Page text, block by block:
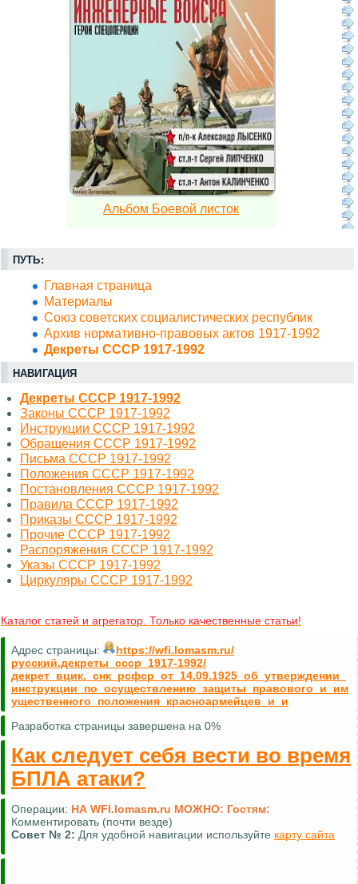
Альбом Боевой листок
ПУТЬ:
Главная страница
Материалы
Союз советских социалистических республик
Архив нормативно-правовых актов 1917-1992
Декреты СССР 1917-1992
НАВИГАЦИЯ
Декреты СССР 1917-1992
Законы СССР 1917-1992
Инструкции СССР 1917-1992
Обращения СССР 1917-1992
Письма СССР 1917-1992
Положения СССР 1917-1992
Постановления СССР 1917-1992
Правила СССР 1917-1992
Приказы СССР 1917-1992
Прочие СССР 1917-1992
Распоряжения СССР 1917-1992
Указы СССР 1917-1992
Циркуляры СССР 1917-1992
Каталог статей и агрегатор. Только качественные статьи!
Адрес страницы:
https://wfi.lomasm.ru/
русский.декреты_ссср_1917-1992/
декрет_вцик._снк_рсфср_от_14.09.1925_об_утверждении_
инструкции_по_осуществлению_защиты_правового_и_им
ущественного_положения_красноармейцев_и_и
Разработка страницы завершена на 0%
Как следует себя вести во время
БПЛА атаки?
Операции: НА WFI.lomasm.ru МОЖНО: Гостям:
Комментировать (почти везде)
Совет № 2: Для удобной навигации используйте карту сайта